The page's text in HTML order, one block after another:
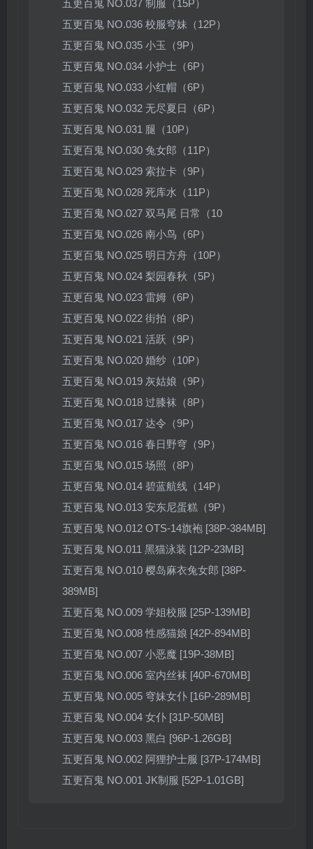
五更百鬼 NO.037 制服（15P）
五更百鬼 NO.036 校服穹妹（12P）
五更百鬼 NO.035 小玉（9P）
五更百鬼 NO.034 小护士（6P）
五更百鬼 NO.033 小红帽（6P）
五更百鬼 NO.032 无尽夏日（6P）
五更百鬼 NO.031 腿（10P）
五更百鬼 NO.030 兔女郎（11P）
五更百鬼 NO.029 索拉卡（9P）
五更百鬼 NO.028 死库水（11P）
五更百鬼 NO.027 双马尾 日常（10
五更百鬼 NO.026 南小鸟（6P）
五更百鬼 NO.025 明日方舟（10P）
五更百鬼 NO.024 梨园春秋（5P）
五更百鬼 NO.023 雷姆（6P）
五更百鬼 NO.022 街拍（8P）
五更百鬼 NO.021 活跃（9P）
五更百鬼 NO.020 婚纱（10P）
五更百鬼 NO.019 灰姑娘（9P）
五更百鬼 NO.018 过膝袜（8P）
五更百鬼 NO.017 达令（9P）
五更百鬼 NO.016 春日野穹（9P）
五更百鬼 NO.015 场照（8P）
五更百鬼 NO.014 碧蓝航线（14P）
五更百鬼 NO.013 安东尼蛋糕（9P）
五更百鬼 NO.012 OTS-14旗袍 [38P-384MB]
五更百鬼 NO.011 黑猫泳装 [12P-23MB]
五更百鬼 NO.010 樱岛麻衣兔女郎 [38P-
389MB]
五更百鬼 NO.009 学姐校服 [25P-139MB]
五更百鬼 NO.008 性感猫娘 [42P-894MB]
五更百鬼 NO.007 小恶魔 [19P-38MB]
五更百鬼 NO.006 室内丝袜 [40P-670MB]
五更百鬼 NO.005 穹妹女仆 [16P-289MB]
五更百鬼 NO.004 女仆 [31P-50MB]
五更百鬼 NO.003 黑白 [96P-1.26GB]
五更百鬼 NO.002 阿狸护士服 [37P-174MB]
五更百鬼 NO.001 JK制服 [52P-1.01GB]